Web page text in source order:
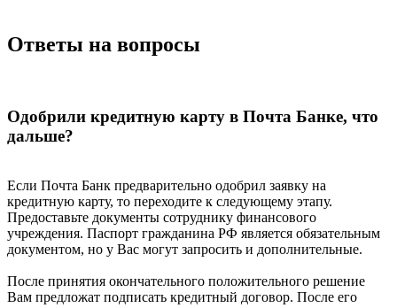
Ответы на вопросы
Одобрили кредитную карту в Почта Банке, что
дальше?
Если Почта Банк предварительно одобрил заявку на
кредитную карту, то переходите к следующему этапу.
Предоставьте документы сотруднику финансового
учреждения. Паспорт гражданина РФ является обязательным
документом, но у Вас могут запросить и дополнительные.
После принятия окончательного положительного решение
Вам предложат подписать кредитный договор. После его